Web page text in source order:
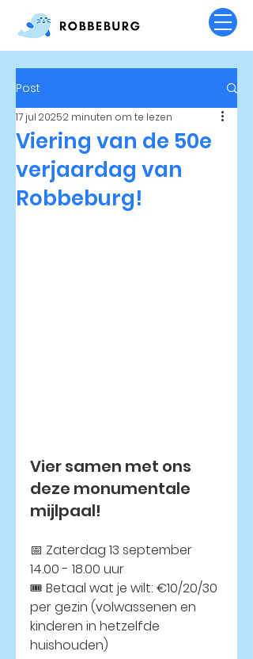
Post
Viering van de 50e
verjaardag van
Robbeburg!
17 jul 20252 minuten om te lezen
Vier samen met ons
deze monumentale
mijlpaal!
📅 Zaterdag 13 september
14.00 - 18.00 uur
🎟️ Betaal wat je wilt: €10/20/30
per gezin (volwassenen en
kinderen in hetzelfde
huishouden)